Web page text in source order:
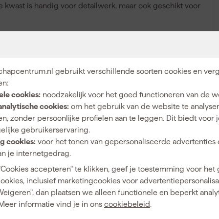
gebruikt verschillende soorten cookies en
cookies: noodzakelijk voor het goed functioneren van de
cookies: om het gebruik van de website te
zonder persoonlijke profielen aan te leggen. Dit biedt voor
gebruikerservaring.
cookies: voor het tonen van gepersonaliseerde advertenties
je internetgedrag.
accepteren" te klikken, geef je toestemming voor het
inclusief marketingcookies voor
dan plaatsen we alleen functionele en beperkt
informatie vind je in ons cookiebeleid.
kwast is handig voor detailwerk, maar ook geschikt voor
patentpuntkwast_series2010
Watergedragen verf (acryl)
Synthetische en Varkensharen
Patentpunt kwast